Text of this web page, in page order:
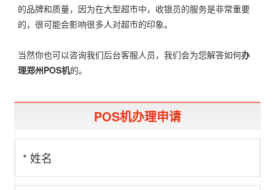
的品牌和质量，因为在大型超市中，收银员的服务是非常重要
的，很可能会影响很多人对超市的印象。
当然你也可以咨询我们后台客服人员，我们会为您解答如何办
理郑州POS机的。
POS机办理申请
* 姓名